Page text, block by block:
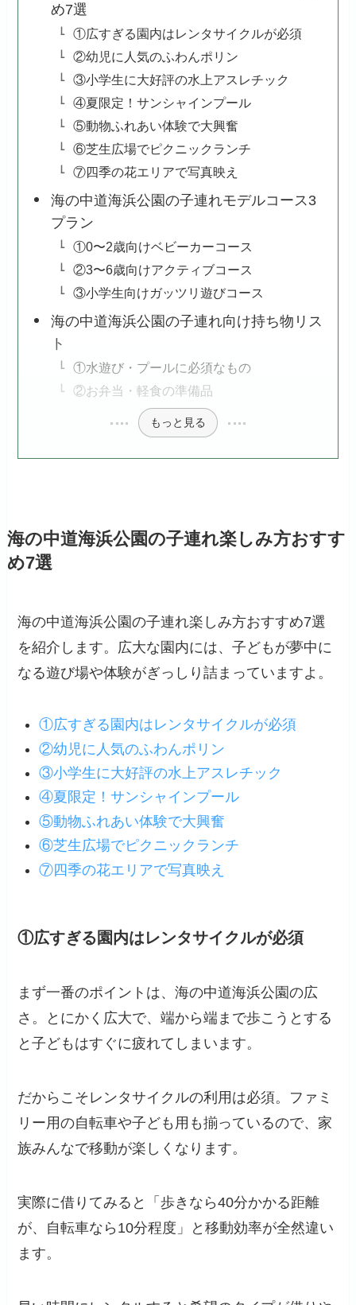
め7選
①広すぎる園内はレンタサイクルが必須
②幼児に人気のふわんポリン
③小学生に大好評の水上アスレチック
④夏限定！サンシャインプール
⑤動物ふれあい体験で大興奮
⑥芝生広場でピクニックランチ
⑦四季の花エリアで写真映え
海の中道海浜公園の子連れモデルコース3
プラン
①0〜2歳向けベビーカーコース
②3〜6歳向けアクティブコース
③小学生向けガッツリ遊びコース
海の中道海浜公園の子連れ向け持ち物リス
ト
①水遊び・プールに必須なもの
②お弁当・軽食の準備品
もっと見る
海の中道海浜公園の子連れ楽しみ方おすす
め7選
海の中道海浜公園の子連れ楽しみ方おすすめ7選
を紹介します。広大な園内には、子どもが夢中に
なる遊び場や体験がぎっしり詰まっていますよ。
①広すぎる園内はレンタサイクルが必須
②幼児に人気のふわんポリン
③小学生に大好評の水上アスレチック
④夏限定！サンシャインプール
⑤動物ふれあい体験で大興奮
⑥芝生広場でピクニックランチ
⑦四季の花エリアで写真映え
①広すぎる園内はレンタサイクルが必須
まず一番のポイントは、海の中道海浜公園の広
さ。とにかく広大で、端から端まで歩こうとする
と子どもはすぐに疲れてしまいます。
だからこそレンタサイクルの利用は必須。ファミ
リー用の自転車や子ども用も揃っているので、家
族みんなで移動が楽しくなります。
実際に借りてみると「歩きなら40分かかる距離
が、自転車なら10分程度」と移動効率が全然違い
ます。